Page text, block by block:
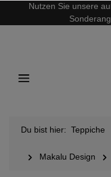
Nutzen Sie unsere
Du bist hier: Teppiche
Makalu Design